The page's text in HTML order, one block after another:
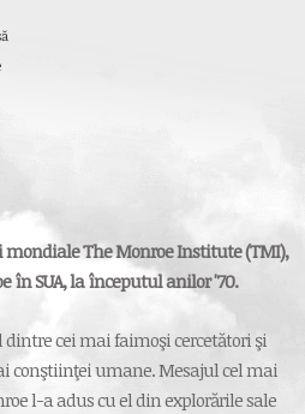
The Monroe Institute (TMI),
în SUA, la începutul anilor '70.
dintre cei mai faimoşi cercetători şi
conştiinţei umane. Mesajul cel mai
l-a adus cu el din explorările sale